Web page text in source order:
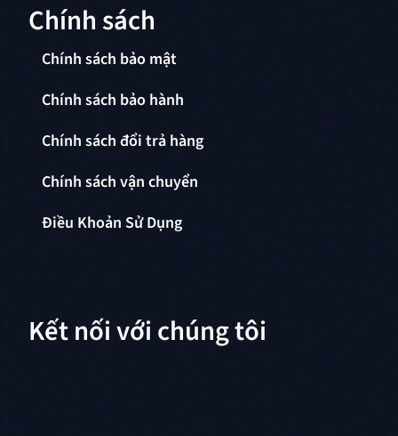
Chính sách
Chính sách bảo mật
Chính sách bảo hành
Chính sách đổi trả hàng
Chính sách vận chuyển
Điều Khoản Sử Dụng
Kết nối với chúng tôi